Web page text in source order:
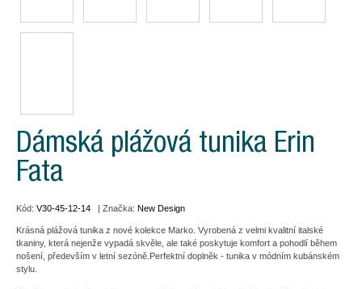
Dámská plážová tunika Erin
Fata
Kód: V30-45-12-14 | Značka: New Design
Krásná plážová tunika z nové kolekce Marko. Vyrobená z velmi kvalitní italské
tkaniny, která nejenže vypadá skvěle, ale také poskytuje komfort a pohodlí během
nošení, především v letní sezóně.Perfektní doplněk - tunika v módním kubánském
stylu.